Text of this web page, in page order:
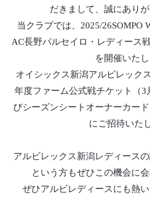
だきまして、誠にありが
当クラブでは、2025/26SOMPO
AC長野パルセイロ・レディース
を開催いたし
オイシックス新潟アルビレック
年度ファーム公式戦チケット（3
びシーズンシートオーナーカー
にご招待いた
アルビレックス新潟レディース
という方もぜひこの機会に
ぜひアルビレディースにも熱